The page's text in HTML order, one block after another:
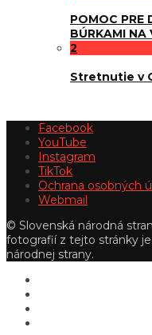
POMOC PRE
BÚRKAMI NA
2
Stretnutie v
Facebook
YouTube
Instagram
TikTok
Ochrana osobných
Webmail
© Slovenská národná
fotografií z tejto stránky
národnej strany.